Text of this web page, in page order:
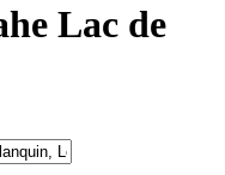
Lac de